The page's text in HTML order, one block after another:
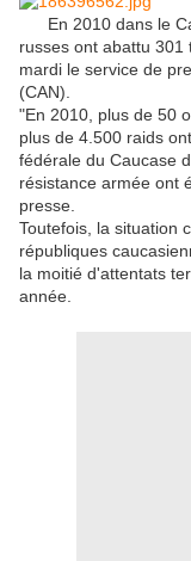
En 2010 dans le
russes ont abattu
mardi le service de
(CAN).
"En 2010, plus de 50
plus de 4.500 raids
fédérale du Caucase
résistance armée ont
presse.
Toutefois, la situation
républiques
la moitié d'attentats
année.